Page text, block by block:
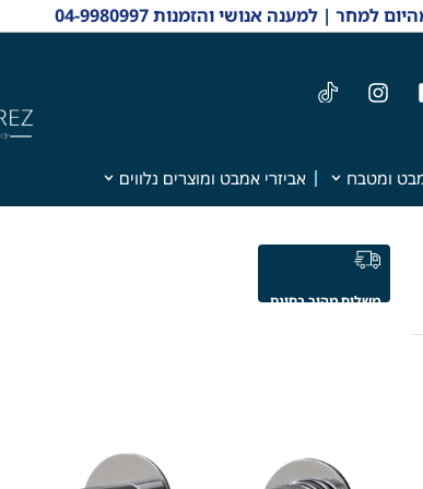
ומטבח אביזרי אמבט ומוצרים נלווים
משלוח מהיר בחינם